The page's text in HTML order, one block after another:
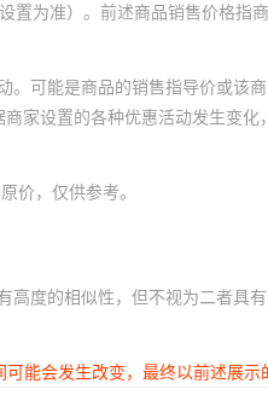
为准）。前述商品销售价格指
可能是商品的销售指导价或该
家设置的各种优惠活动发生变化
价，仅供参考。
度的相似性，但不视为二者具
能会发生改变，最终以前述展示